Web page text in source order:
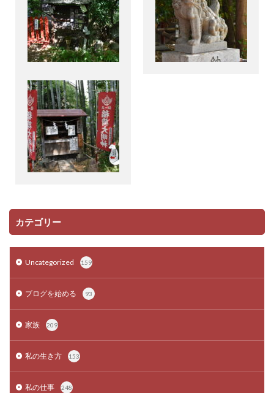
カテゴリー
Uncategorized 159
ブログを始める 93
家族 209
私の生き方 153
私の仕事 248